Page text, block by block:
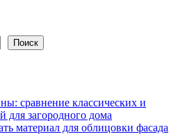
Поиск
сравнение классических и
для загородного дома
материал для облицовки фасада